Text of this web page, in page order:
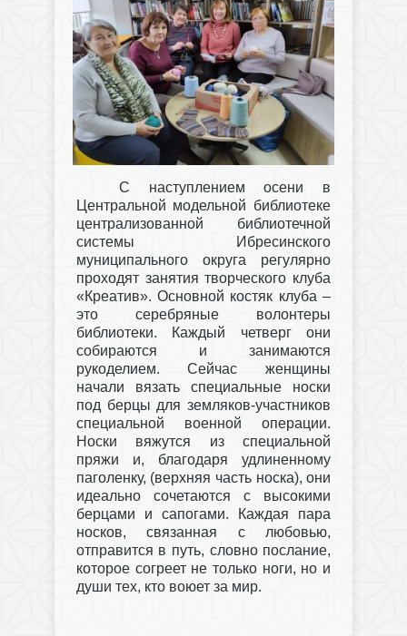
С наступлением осени в
Центральной модельной библиотеке
централизованной библиотечной
системы Ибресинского
муниципального округа регулярно
проходят занятия творческого клуба
«Креатив». Основной костяк клуба –
это серебряные волонтеры
библиотеки. Каждый четверг они
собираются и занимаются
рукоделием. Сейчас женщины
начали вязать специальные носки
под берцы для земляков-участников
специальной военной операции.
Носки вяжутся из специальной
пряжи и, благодаря удлиненному
паголенку, (верхняя часть носка), они
идеально сочетаются с высокими
берцами и сапогами. Каждая пара
носков, связанная с любовью,
отправится в путь, словно послание,
которое согреет не только ноги, но и
души тех, кто воюет за мир.